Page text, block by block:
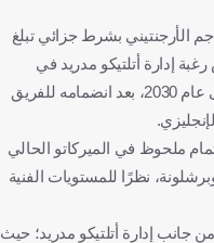
الأرجنتيني بشرط جزائي تبلغ
يعكس رغبة إدارة أتلتيكو مدريد في
الاحتفاظ باللاعب الذي يرتبط بعقد يمتد حتى عام 2030، بعد انضمامه للفريق
من العمر 26 عامًا باهتمام ملحوظ في الميركاتو الحالي
نظرًا للمستويات الفنية
جانب إدارة أتلتيكو مدريد؛ حيث